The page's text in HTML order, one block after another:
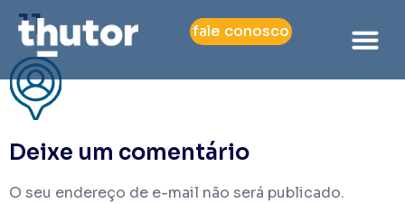
fale conosco
11
Deixe um comentário
O seu endereço de e-mail não será publicado.